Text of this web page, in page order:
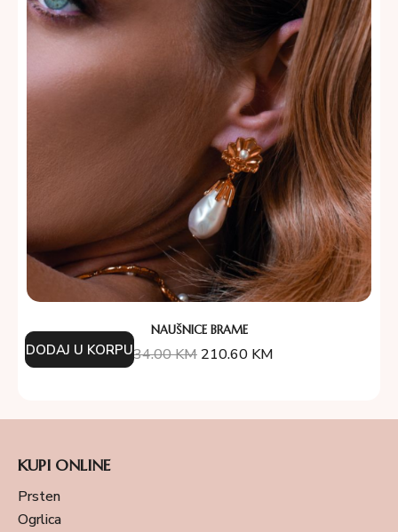
NAUŠNICE BRAME
234.00KM 210.60 KM
DODAJ U KORPU
KUPI ONLINE
Prsten
Ogrlica